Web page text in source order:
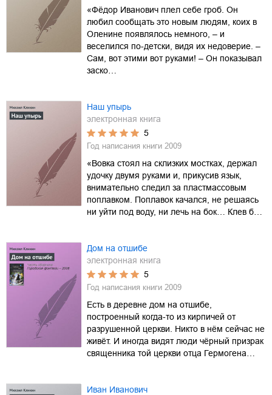
«Фёдор Иванович плел себе гроб. Он
любил сообщать это новым людям, коих в
Оленине появлялось немного, – и
веселился по-детски, видя их недоверие. –
Сам, вот этими вот руками! – Он показывал
заско…
Наш упырь
электронная книга
5
Год написания книги 2009
«Вовка стоял на склизких мостках, держал
удочку двумя руками и, прикусив язык,
внимательно следил за пластмассовым
поплавком. Поплавок качался, не решаясь
ни уйти под воду, ни лечь на бок… Клев б…
Дом на отшибе
электронная книга
5
Год написания книги 2009
Есть в деревне дом на отшибе,
построенный когда-то из кирпичей от
разрушенной церкви. Никто в нём сейчас не
живёт. И иногда видят люди чёрный призрак
священника той церкви отца Гермогена…
Иван Иванович